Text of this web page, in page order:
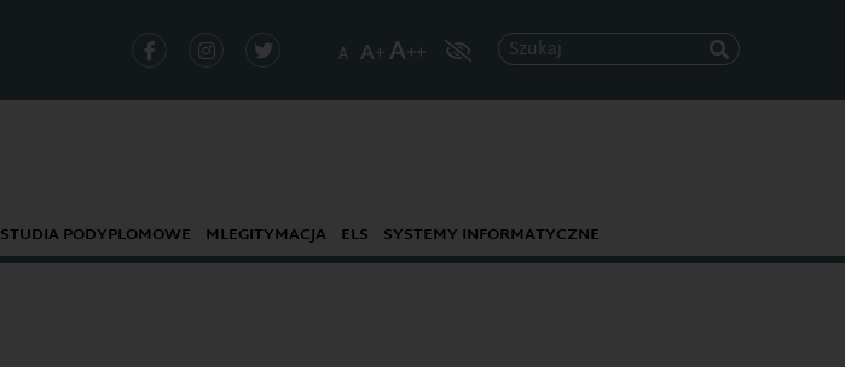
Szukaj
STUDIA PODYPLOMOWE MLEGITYMACJA ELS SYSTEMY INFORMATYCZNE